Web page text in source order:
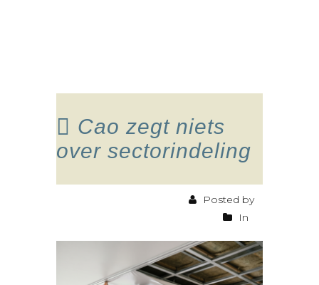
Cao zegt niets
over sectorindeling
Posted by
In